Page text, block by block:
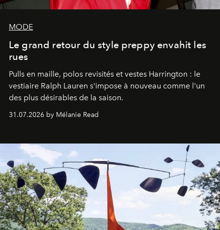
MODE
Le grand retour du style preppy envahit les
rues
Pulls en maille, polos revisités et vestes Harrington : le
vestiaire Ralph Lauren s'impose à nouveau comme l'un
des plus désirables de la saison.
31.07.2026 by Mélanie Read